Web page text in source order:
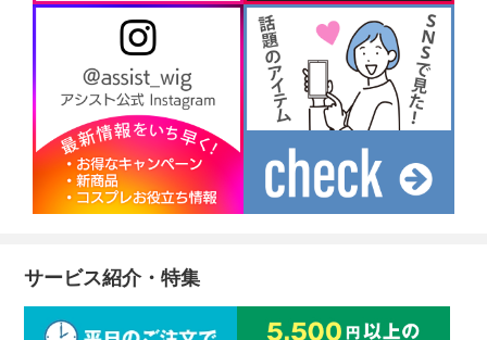
サービス紹介・特集